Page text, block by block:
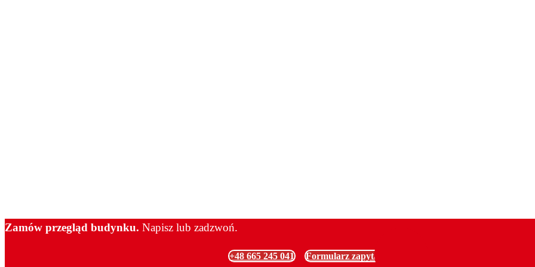
Zamów przegląd budynku. Napisz lub zadzwoń.
+48 665 245 041 Formularz zapytania